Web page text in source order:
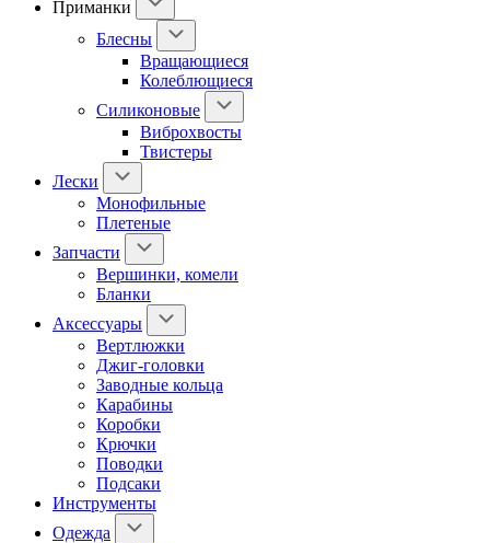
Приманки
Блесны
Вращающиеся
Колеблющиеся
Силиконовые
Виброхвосты
Твистеры
Лески
Монофильные
Плетеные
Запчасти
Вершинки, комели
Бланки
Аксессуары
Вертлюжки
Джиг-головки
Заводные кольца
Карабины
Коробки
Крючки
Поводки
Подсаки
Инструменты
Одежда